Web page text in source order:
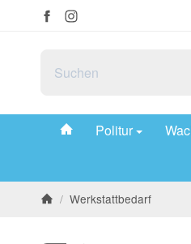
#custom.linkHome#
Politur
/ Werkstattbedarf